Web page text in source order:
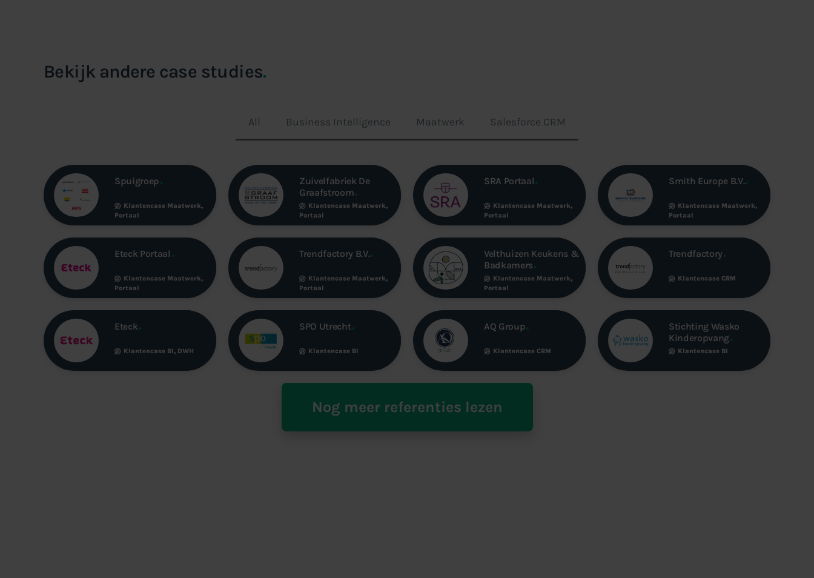
Bekijk andere case studies.
All Business Intelligence Maatwerk Salesforce CRM
Spuigroep
Klantencase Maatwerk,
Portaal
Zuivelfabriek De
Graafstroom
Klantencase Maatwerk,
Portaal
SRA Portaal
Klantencase Maatwerk,
Portaal
Smith Europe B.V.
Klantencase Maatwerk,
Portaal
Eteck Portaal
Klantencase Maatwerk,
Portaal
Trendfactory B.V.
Klantencase Maatwerk,
Portaal
Velthuizen Keukens &
Badkamers
Klantencase Maatwerk,
Portaal
Trendfactory
KlantencaseCRM
Eteck
Klantencase BI, DWH
SPO Utrecht
Klantencase BI
AQ Group
KlantencaseCRM
Stichting Wasko
Kinderopvang
Klantencase BI
Nog meer referenties lezen